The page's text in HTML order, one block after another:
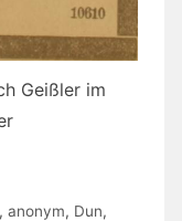
Geißler im
anonym, Dun,